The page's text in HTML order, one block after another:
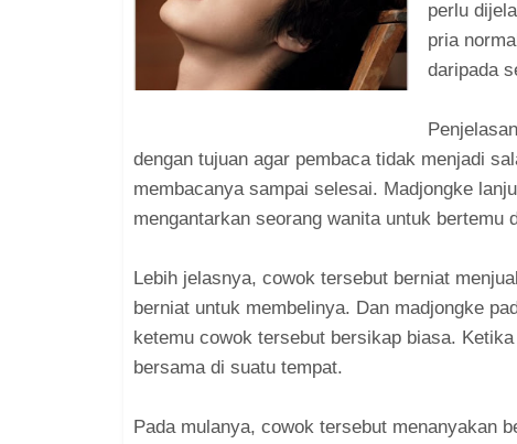
perlu
pria
daripada
dengan tujuan agar pembaca tidak menjadi
membacanya sampai selesai. Madjongke
mengantarkan seorang wanita untuk
Lebih jelasnya, cowok tersebut berniat
berniat untuk membelinya. Dan madjongke
ketemu cowok tersebut bersikap biasa.
bersama di suatu tempat.
Pada mulanya, cowok tersebut menanyakan